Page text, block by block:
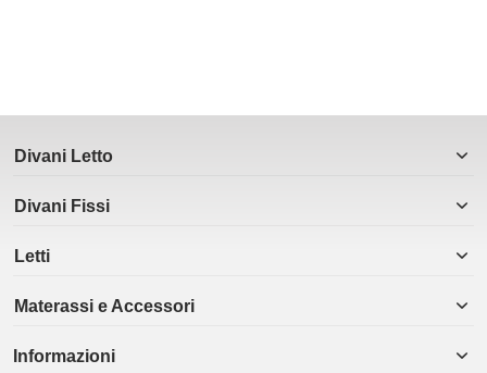
Divani Letto
Divani Fissi
Letti
Materassi e Accessori
Informazioni